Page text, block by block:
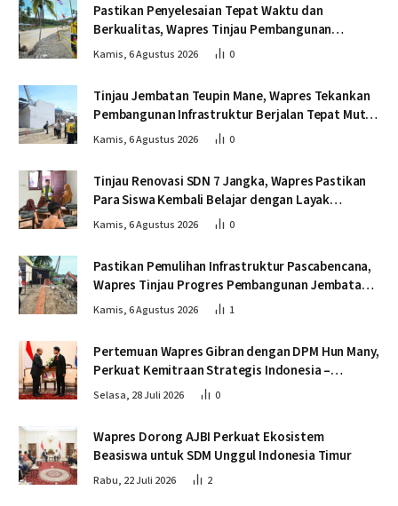
Pastikan Penyelesaian Tepat Waktu dan
Berkualitas, Wapres Tinjau Pembangunan
Jembatan Lumut
Kamis, 6 Agustus 2026 0
Tinjau Jembatan Teupin Mane, Wapres Tekankan
Pembangunan Infrastruktur Berjalan Tepat Mutu
dan Tepat Waktu
Kamis, 6 Agustus 2026 0
Tinjau Renovasi SDN 7 Jangka, Wapres Pastikan
Para Siswa Kembali Belajar dengan Layak
Pascabencana
Kamis, 6 Agustus 2026 0
Pastikan Pemulihan Infrastruktur Pascabencana,
Wapres Tinjau Progres Pembangunan Jembatan
Krueng Tingkeum Bireuen
Kamis, 6 Agustus 2026 1
Pertemuan Wapres Gibran dengan DPM Hun Many,
Perkuat Kemitraan Strategis Indonesia –
Kamboja
Selasa, 28 Juli 2026 0
Wapres Dorong AJBI Perkuat Ekosistem
Beasiswa untuk SDM Unggul Indonesia Timur
Rabu, 22 Juli 2026 2